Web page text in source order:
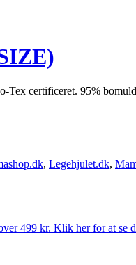
certificeret. 95%
, Legehjulet.dk,
499 kr. Klik her for at se